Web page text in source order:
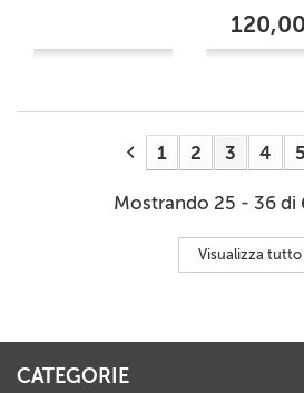
1 2 3 4 5
Mostrando 25 - 36 di
Visualizza tutto
CATEGORIE